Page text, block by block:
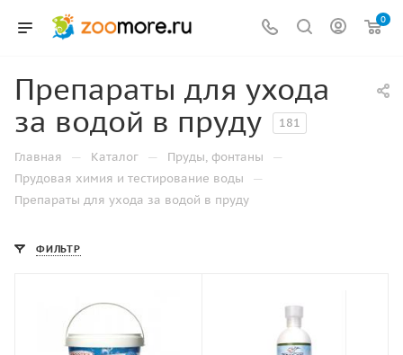
0
Препараты для ухода
за водой в пруду
181
Главная — Каталог — Пруды, фонтаны —
Прудовая химия и тестирование воды —
Препараты для ухода за водой в пруду
ФИЛЬТР